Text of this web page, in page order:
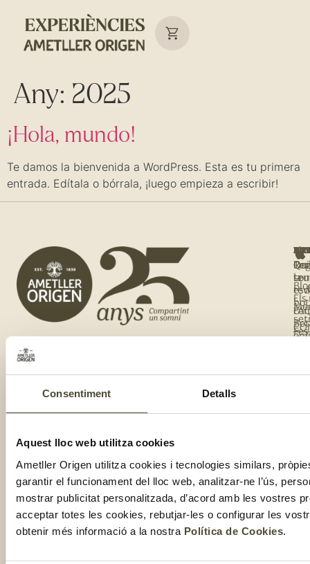
Consentiment Detalls
Aquest lloc web utilitza cookies
Ametller Origen utilitza cookies i tecnologies similars,
garantir el funcionament del lloc web, analitzar-ne l’ús,
mostrar publicitat personalitzada, d’acord amb les vostres
acceptar totes les cookies, rebutjar-les o configurar les
obtenir més informació a la nostra Política de Cookies.
Any: 2025
¡Hola, mundo!
Te damos la bienvenida a WordPress. Esta es tu primera
entrada. Edítala o bórrala, ¡luego empieza a escribir!
Qui
la
teu
2025 ©
GRUP
AMETLLER
Nota Legal
Informació
addicional
RGPDUE
Política de
Cookies
Condicions de
venda